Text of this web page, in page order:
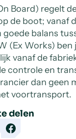
delen
Share
Board) regelt
de boot; vanaf
goede balans
(Ex Works) ben
vanaf de
controle en
dan geen
voortransport.